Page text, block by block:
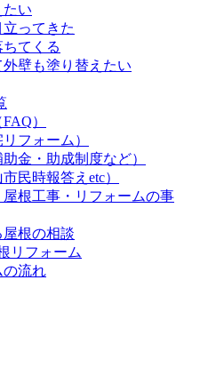
たい
ってきた
てくる
壁も塗り替えたい
）
フォーム）
金・助成制度など）
民時報答えetc）
屋根工事・リフォームの事
根の相談
リフォーム
の流れ